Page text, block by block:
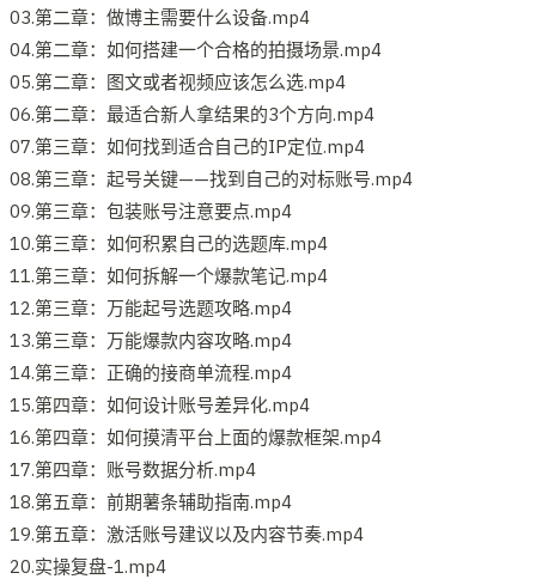
03.第二章：做博主需要什么设备.mp4
04.第二章：如何搭建一个合格的拍摄场景.mp4
05.第二章：图文或者视频应该怎么选.mp4
06.第二章：最适合新人拿结果的3个方向.mp4
07.第三章：如何找到适合自己的IP定位.mp4
08.第三章：起号关键——找到自己的对标账号.mp4
09.第三章：包装账号注意要点.mp4
10.第三章：如何积累自己的选题库.mp4
11.第三章：如何拆解一个爆款笔记.mp4
12.第三章：万能起号选题攻略.mp4
13.第三章：万能爆款内容攻略.mp4
14.第三章：正确的接商单流程.mp4
15.第四章：如何设计账号差异化.mp4
16.第四章：如何摸清平台上面的爆款框架.mp4
17.第四章：账号数据分析.mp4
18.第五章：前期薯条辅助指南.mp4
19.第五章：激活账号建议以及内容节奏.mp4
20.实操复盘-1.mp4